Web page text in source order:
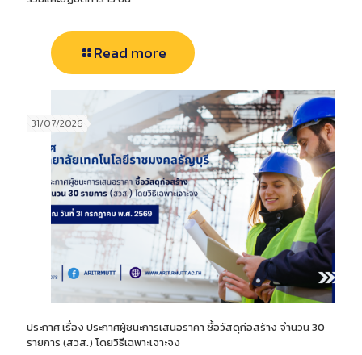
Read more
31/07/2026
ประกาศ เรื่อง ประกาศผู้ชนะการเสนอราคา ซื้อวัสดุก่อสร้าง จำนวน 30
รายการ (สวส.) โดยวิธีเฉพาะเจาะจง